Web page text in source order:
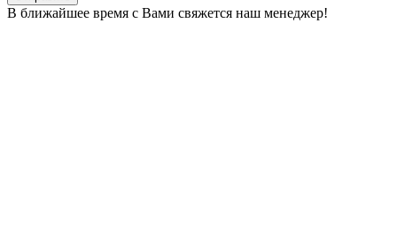
В ближайшее время с Вами свяжется наш менеджер!